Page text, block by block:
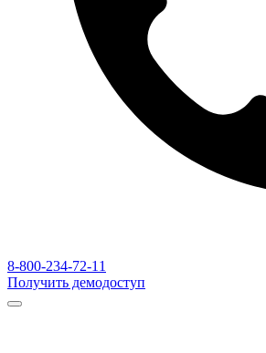
8-800-234-72-11
Получить демодоступ